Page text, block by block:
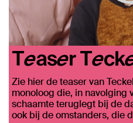
Teaser
Zie hier de teaser van
monoloog die, in navolging
schaamte teruglegt bij de
ook bij de omstanders, die